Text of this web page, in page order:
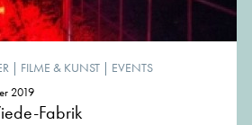
| FILME & KUNST | EVENTS
2019
Fabrik